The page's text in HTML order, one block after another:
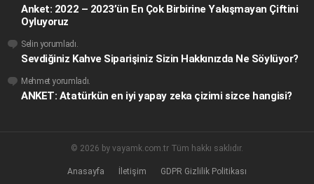
Anket: 2022 – 2023’ün En Çok Birbirine Yakışmayan Çiftini
Oyluyoruz
Selin yorumladı.
Sevdiğiniz Kahve Siparişiniz Sizin Hakkınızda Ne Söylüyor?
Mehmet yorumladı.
ANKET: Atatürkün en iyi yapay zeka çizimi sizce hangisi?
© 2026 by vayamk.com.tr Tüm hakkı saklıdır.
Anasayfa İletişim GDPR Gizlilik Politikası